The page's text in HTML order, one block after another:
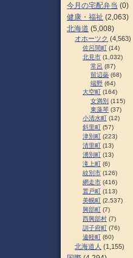
今月の宅配弁当 (0)
健康・福祉 (2,063)
北海道 (5,008)
オホーツク (4,563)
佐呂間町 (14)
北見市 (1,032)
常呂 (87)
留辺蘂 (68)
端野 (64)
大空町 (164)
女満別 (115)
東藻琴 (37)
小清水町 (12)
斜里町 (57)
津別町 (223)
清里町 (13)
湧別町 (13)
滝上町 (6)
紋別市 (126)
網走市 (416)
置戸町 (113)
美幌町 (2,537)
興部町 (7)
西興部村 (7)
訓子府町 (76)
遠軽町 (60)
北海道人 (1,155)